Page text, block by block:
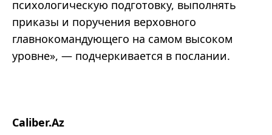
психологическую подготовку, выполнять
приказы и поручения верховного
главнокомандующего на самом высоком
уровне», — подчеркивается в послании.
Caliber.Az